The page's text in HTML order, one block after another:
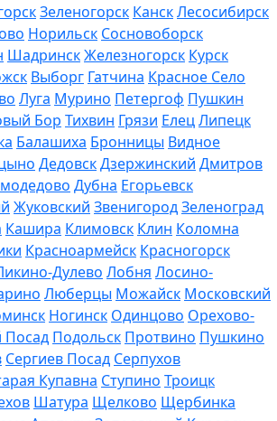
Зеленогорск КанскЛесосибирск
Норильск Сосновоборск
ШадринскЖелезногорск Курск
Выборг Гатчина Красное Село
Луга Мурино Петергоф Пушкин
Бор Тихвин Грязи ЕлецЛипецк
Балашиха Бронницы Видное
ДедовскДзержинский Дмитров
Дубна Егорьевск
Жуковский ЗвенигородЗеленоград
Кашира Климовск Клин Коломна
Красноармейск Красногорск
Дулево Лобня Лосино-
Люберцы Можайск Московский
Ногинск Одинцово Орехово-
Посад Подольск Протвино Пушкино
Сергиев Посад Серпухов
Купавна Ступино Троицк
Шатура Щелково Щербинка